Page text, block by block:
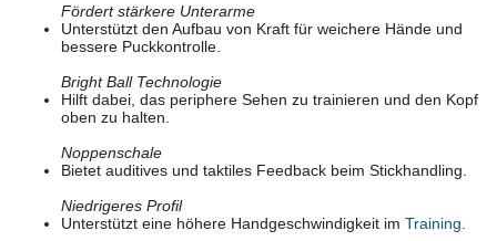
Fördert stärkere Unterarme
Unterstützt den Aufbau von Kraft für weichere Hände und
bessere Puckkontrolle.
Bright Ball Technologie
Hilft dabei, das periphere Sehen zu trainieren und den Kopf
oben zu halten.
Noppenschale
Bietet auditives und taktiles Feedback beim Stickhandling.
Niedrigeres Profil
Unterstützt eine höhere Handgeschwindigkeit im Training